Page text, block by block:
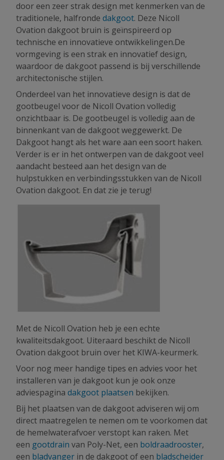
door een zeer strak design met kenmerken van de
traditionele, halfronde dakgoot. Deze Nicoll
Ovation dakgoot bruin is geïnspireerd op
technische en innovatieve ontwikkelingen.De
vormgeving is een strak en innovatief design,
waardoor de dakgoot passend is bij verschillende
architectonische stijlen.
Onderdeel van het innovatieve design is dat de
gootbeugel voor de Nicoll Ovation volledig
onzichtbaar is. De gootbeugel is volledig aan de
binnenkant van de dakgoot weggewerkt. De
Dakgoot hangt als het ware aan een soort haken.
Verder is er in het ontwerpen van de dakgoot veel
aandacht besteed aan het design van de
hulpstukken en verbindingsstukken van de Nicoll
Ovation dakgoot. En dat zie je terug!
Met de Nicoll Ovation heb je een echte
kwaliteitsdakgoot. Uiteraard beschikt de Nicoll
Ovation dakgoot bruin over het KIWA-keurmerk.
Voor nog meer handige tipes en advies voor het
installeren van je dakgoot kun je ook onze
adviespagina dakgoot plaatsen bekijken.
Bij het plaatsen van de dakgoot adviseren wij om
direct maatregelen te nemen om te voorkomen dat
de hemelwaterafvoer verstopt kan raken. Met
een gootdrain van Poly-Net, een boldraadrooster,
een bladvanger in de dakgoot of een bladscheider